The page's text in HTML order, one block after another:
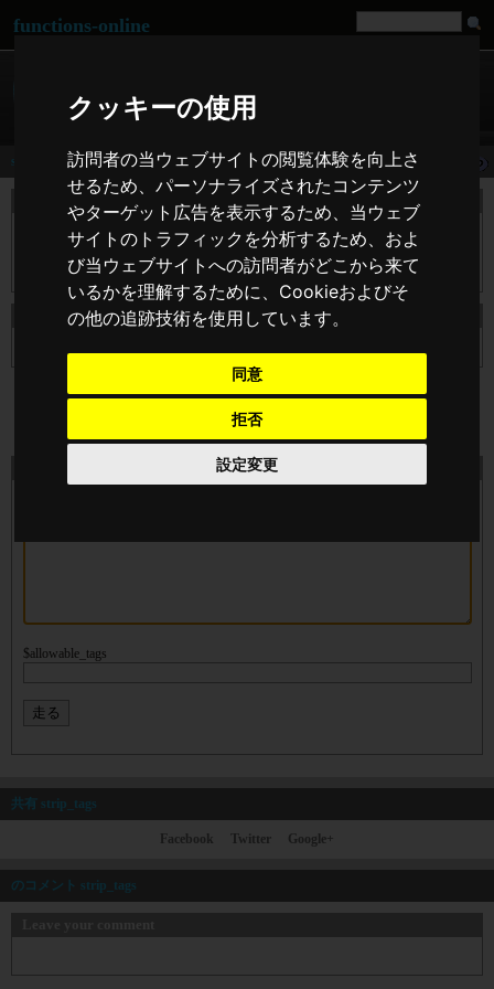
クッキーの使用
訪問者の当ウェブサイトの閲覧体験を向上さ
せるため、パーソナライズされたコンテンツ
やターゲット広告を表示するため、当ウェブ
サイトのトラフィックを分析するため、およ
び当ウェブサイトへの訪問者がどこから来て
いるかを理解するために、Cookieおよびそ
の他の追跡技術を使用しています。
同意
拒否
設定変更
functions-online
strip_tags
この関数は、指定した文字列 ($str) から全ての NUL バイトと HTML およ
び PHP タグを取り除きます。 この関数は、fgetss() 関数と同じタグ除去ア
ルゴリズムを使用します。
宣言の strip_tags
$allowable_tags
共有 strip_tags
Facebook Twitter Google+
のコメント strip_tags